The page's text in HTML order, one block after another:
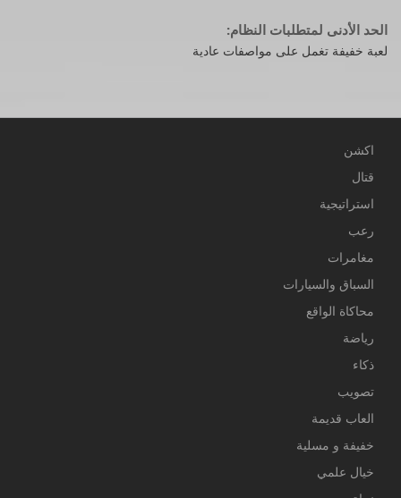
الحد الأدنى لمتطلبات النظام:
لعبة خفيفة تغمل على مواصفات عادية
اكشن
قتال
استراتيجية
رعب
مغامرات
السباق والسيارات
محاكاة الواقع
رياضة
ذكاء
تصويب
العاب قديمة
خفيفة و مسلية
خيال علمي